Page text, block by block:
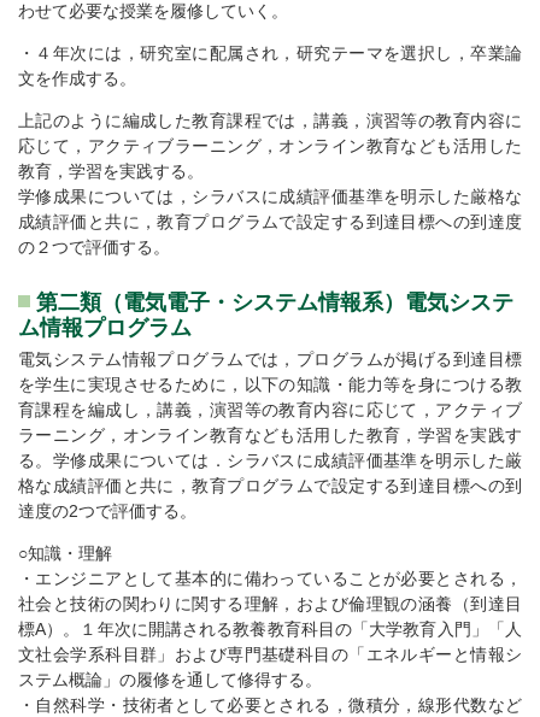
わせて必要な授業を履修していく。
・４年次には，研究室に配属され，研究テーマを選択し，卒業論
文を作成する。
上記のように編成した教育課程では，講義，演習等の教育内容に
応じて，アクティブラーニング，オンライン教育なども活用した
教育，学習を実践する。
学修成果については，シラバスに成績評価基準を明示した厳格な
成績評価と共に，教育プログラムで設定する到達目標への到達度
の２つで評価する。
第二類（電気電子・システム情報系）電気システ
ム情報プログラム
電気システム情報プログラムでは，プログラムが掲げる到達目標
を学生に実現させるために，以下の知識・能力等を身につける教
育課程を編成し，講義，演習等の教育内容に応じて，アクティブ
ラーニング，オンライン教育なども活用した教育，学習を実践す
る。学修成果については．シラバスに成績評価基準を明示した厳
格な成績評価と共に，教育プログラムで設定する到達目標への到
達度の2つで評価する。
○知識・理解
・エンジニアとして基本的に備わっていることが必要とされる，
社会と技術の関わりに関する理解，および倫理観の涵養（到達目
標A）。１年次に開講される教養教育科目の「大学教育入門」「人
文社会学系科目群」および専門基礎科目の「エネルギーと情報シ
ステム概論」の履修を通して修得する。
・自然科学・技術者として必要とされる，微積分，線形代数など